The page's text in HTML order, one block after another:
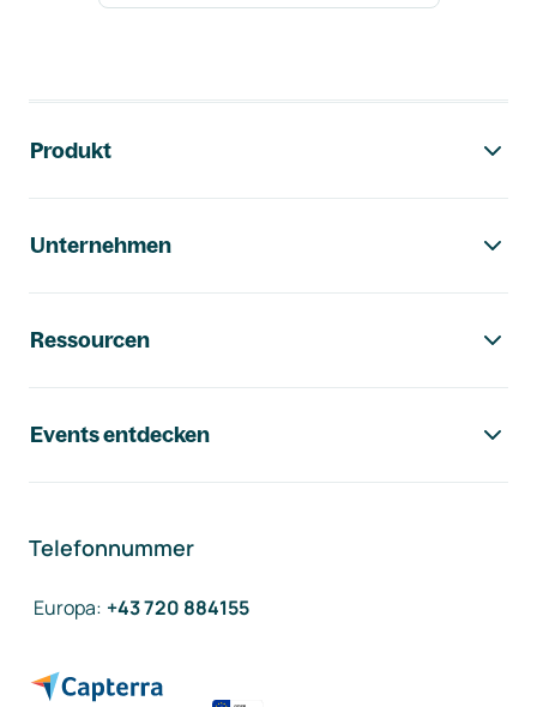
Produkt
Unternehmen
Ressourcen
Events entdecken
Telefonnummer
Europa: +43 720 884155